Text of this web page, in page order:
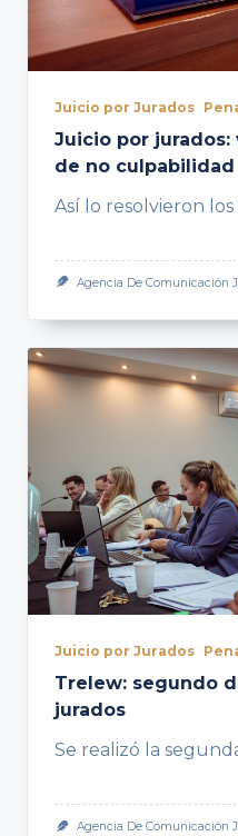
Juicio por Jurados
Juicio por
de no culpabilidad
Así lo resolvieron
Agencia De Comunicación
Juicio por Jurados
Trelew: segundo
jurados
Se realizó la
Agencia De Comunicación